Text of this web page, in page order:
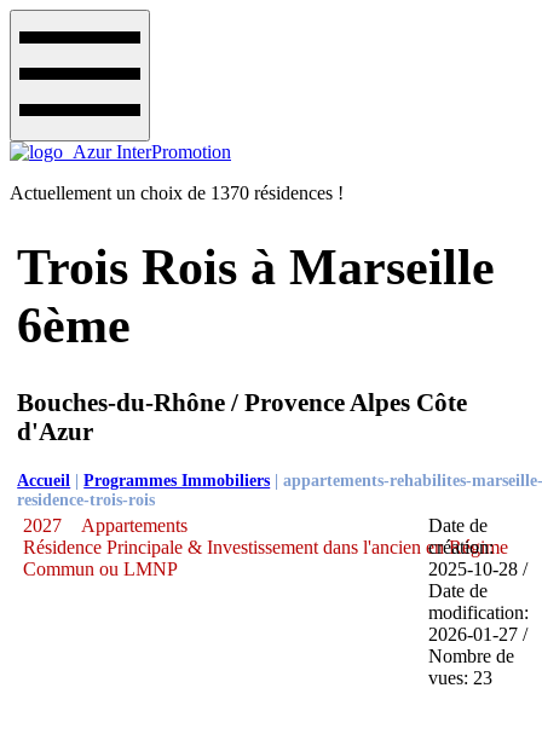
Actuellement un choix de 1370 résidences !
Trois Rois à Marseille
6ème
Bouches-du-Rhône / Provence Alpes Côte
d'Azur
Accueil |Programmes Immobiliers |appartements-rehabilites-
residence-trois-rois
2027
Appartements
Résidence Principale & Investissement dans l'ancien en Régime
Commun ou LMNP
Date de
création:
2025-10-28 /
Date de
modification:
2026-01-27 /
Nombre de
vues: 23